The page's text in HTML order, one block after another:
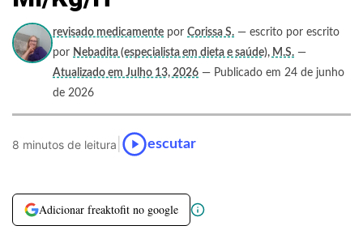
revisado medicamente por Corissa S. — escrito por escrito
por Nebadita (especialista em dieta e saúde), M.S. —
Atualizado em Julho 13, 2026 — Publicado em 24 de junho
de 2026
8 minutos de leitura escutar
Adicionar freaktofit no google